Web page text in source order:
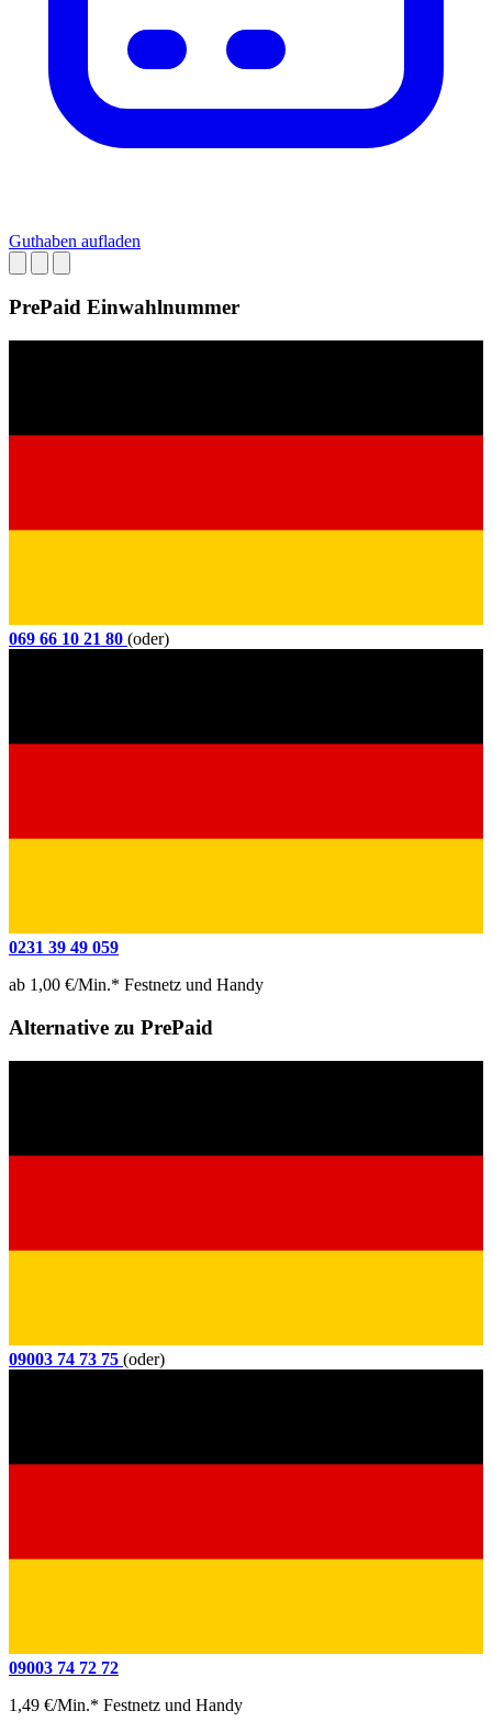
Guthaben aufladen
PrePaid Einwahlnummer
069 66 10 21 80 (oder)
0231 39 49 059
ab 1,00 €/Min.* Festnetz und Handy
Alternative zu PrePaid
09003 74 73 75 (oder)
09003 74 72 72
1,49 €/Min.* Festnetz und Handy